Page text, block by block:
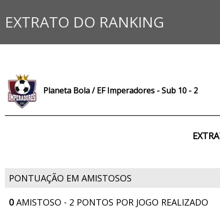
EXTRATO DO RANKING
Planeta Bola / EF Imperadores - Sub 10 - 2
PONTUAÇÃO EM AMISTOSOS
0AMISTOSO - 2 PONTOS POR JOGO REALIZADO